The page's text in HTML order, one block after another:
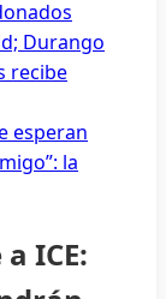
Durango
recibe
esperan
la
ICE: